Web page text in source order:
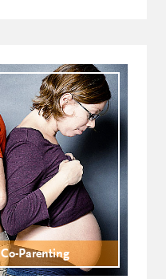
Parenting